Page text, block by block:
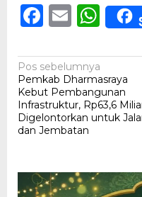
Email
Navigasi
pos
Pos sebelumnya
Pemkab Dharmasraya
Kebut Pembangunan
Infrastruktur, Rp63,6
Digelontorkan untuk
dan Jembatan